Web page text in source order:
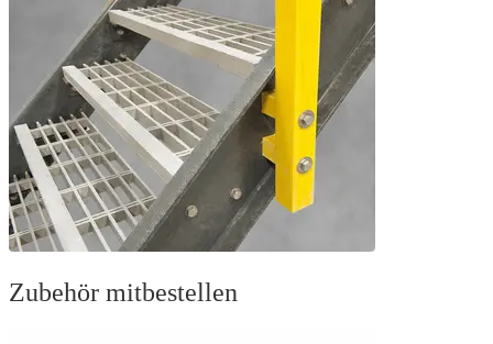
Zubehör mitbestellen